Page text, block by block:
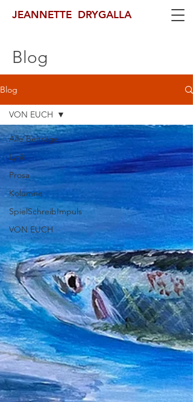
JEANNETTE DRYGALLA
Blog
Blog
Alle Beiträge
Lyrik
Prosa
Kolumne
SpielSchreibImpuls
VON EUCH
VON EUCH